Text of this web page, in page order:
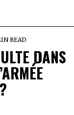
READ
DANS